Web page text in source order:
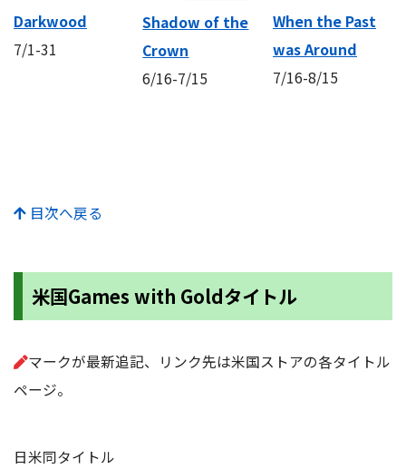
Darkwood
7/1-31
Shadow of the
Crown
6/16-7/15
When the Past
was Around
7/16-8/15
目次へ戻る
米国Games with Goldタイトル
マークが最新追記、リンク先は米国ストアの各タイトル
ページ。
日米同タイトル